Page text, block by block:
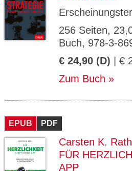
256 Seiten,
Buch, 978-3-
€ 24,90 (D) | €
Zum Buch
EPUB PDF
Carsten K. Rath
FÜR
APP